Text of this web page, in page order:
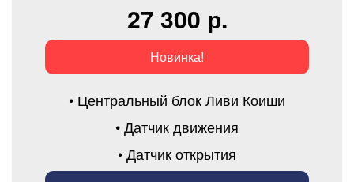
27 300 р.
Новинка!
• Центральный блок Ливи Коиши
• Датчик движения
• Датчик открытия